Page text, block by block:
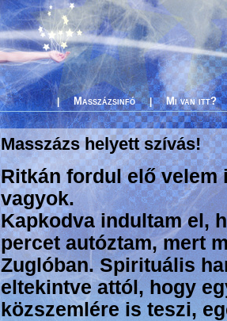
| Masszázsinfó | Mi van itt?
Masszázs helyett szívás!
Ritkán fordul elő velem
vagyok.
Kapkodva indultam el,
percet autóztam, mert
Zuglóban. Spirituális
eltekintve attól, hogy
közszemlére is teszi,